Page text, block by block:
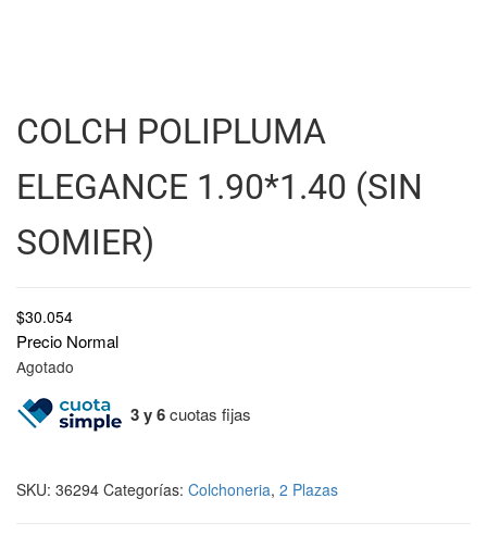
COLCH POLIPLUMA
ELEGANCE 1.90*1.40 (SIN
SOMIER)
$30.054
Precio Normal
Agotado
3 y 6cuotas fijas
SKU: 36294 Categorías: Colchoneria, 2 Plazas